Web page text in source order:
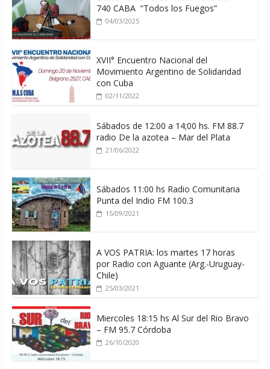
740 CABA “Todos los Fuegos”
04/03/2025
XVII° Encuentro Nacional del
Movimiento Argentino de Solidaridad
con Cuba
02/11/2022
Sábados de 12:00 a 14;00 hs. FM 88.7
radio De la azotea – Mar del Plata
21/06/2022
Sábados 11:00 hs Radio Comunitaria
Punta del Indio FM 100.3
15/09/2021
A VOS PATRIA: los martes 17 horas
por Radio con Aguante (Arg.-Uruguay-
Chile)
25/03/2021
Miercoles 18:15 hs Al Sur del Rio Bravo
– FM 95.7 Córdoba
26/10/2020